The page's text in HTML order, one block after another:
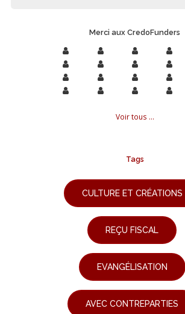
Merci aux CredoFunders
Voir tous ...
Tags
CULTURE ET CRÉATIONS
REÇU FISCAL
EVANGÉLISATION
AVEC CONTREPARTIES